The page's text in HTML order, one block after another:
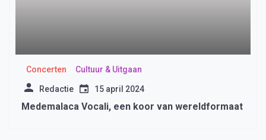
Concerten Cultuur & Uitgaan
Redactie 15 april 2024
Medemalaca Vocali, een koor van wereldformaat